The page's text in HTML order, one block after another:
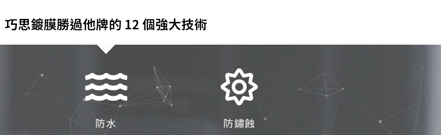
巧思鍍膜勝過他牌的 12 個強大技術
防水 防鏽蝕